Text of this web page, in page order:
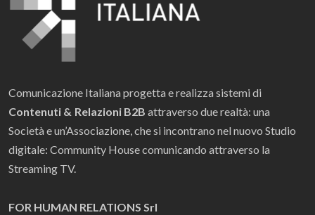
Comunicazione Italiana progetta e realizza sistemi di
Contenuti & Relazioni B2B attraverso due realtà: una
Società e un’Associazione, che si incontrano nel nuovo Studio
digitale: Community House comunicando attraverso la
Streaming TV.
FOR HUMAN RELATIONS Srl